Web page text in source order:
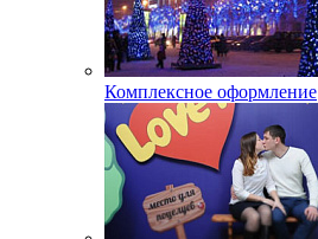
Комплексное оформление